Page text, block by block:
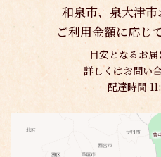
和泉市、泉大津
ご利用金額に応じ
目安となるお届
詳しくはお問い
配達時間